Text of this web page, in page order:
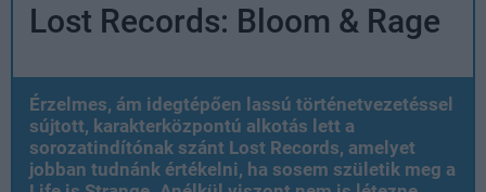
Lost Records: Bloom & Rage
Érzelmes, ám idegtépően lassú történetvezetéssel
sújtott, karakterközpontú alkotás lett a
sorozatindítónak szánt Lost Records, amelyet
jobban tudnánk értékelni, ha sosem születik meg a